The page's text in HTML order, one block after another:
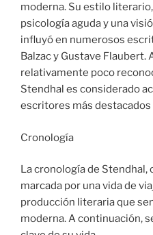
moderna. Su estilo
psicología aguda y una
influyó en numerosos
Balzac y Gustave Flaubert.
relativamente poco
Stendhal es considerado
escritores más destacados
Cronología
La cronología de Stendhal,
marcada por una vida de
producción literaria que
moderna. A continuación,